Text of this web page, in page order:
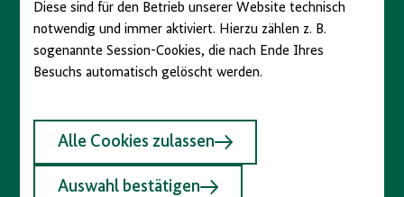
Diese sind für den Betrieb unserer Website technisch
notwendig und immer aktiviert. Hierzu zählen z. B.
sogenannte Session-Cookies, die nach Ende Ihres
Besuchs automatisch gelöscht werden.
Alle Cookies zulassen
Auswahl bestätigen